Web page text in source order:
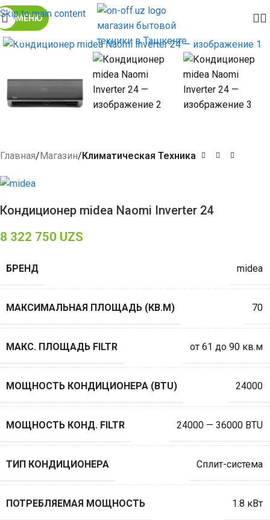
Skip to main content
МЕНЮ
Click to enlarge
Главная Магазин Климатическая Техника
Кондиционер midea Naomi Inverter 24
8 322 750 UZS
БРЕНД midea
МАКСИМАЛЬНАЯ ПЛОЩАДЬ (КВ.М) 70
МАКС. ПЛОЩАДЬ FILTR от 61 до 90 кв.м
МОЩНОСТЬ КОНДИЦИОНЕРА (BTU) 24000
МОЩНОСТЬ КОНД. FILTR 24000 — 36000 BTU
ТИП КОНДИЦИОНЕРА Сплит-система
ПОТРЕБЛЯЕМАЯ МОЩНОСТЬ 1.8 кВт